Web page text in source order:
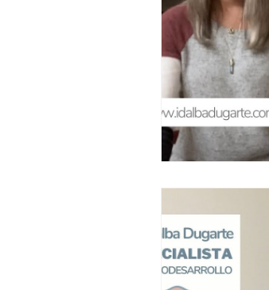
Naturaleza
Pautas del